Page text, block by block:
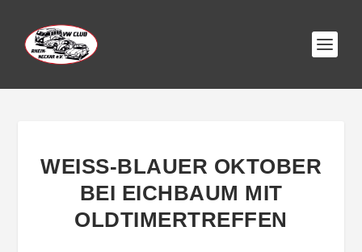
WEISS-BLAUER OKTOBER B
EI EICHBAUM MIT O
LDTIMERTREFFEN